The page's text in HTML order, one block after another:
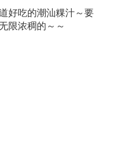
好吃的潮汕粿汁～要
限浓稠的～～